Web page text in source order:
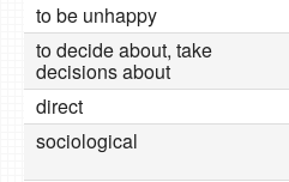
to be unhappy
to decide about, take
decisions about
direct
sociological